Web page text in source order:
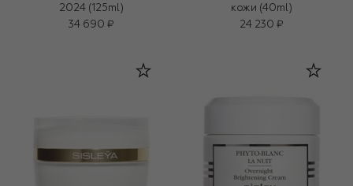
2024 (125ml)
34 690 ₽
кожи (40ml)
24 230 ₽